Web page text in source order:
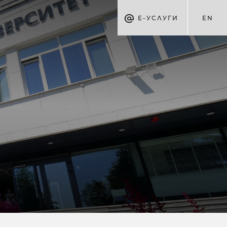
Е-УСЛУГИ EN